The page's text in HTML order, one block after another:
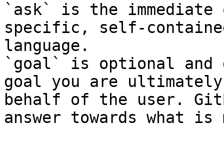
`ask` is the
specific, self-
language.
`goal` is optional and
goal you are
behalf of the user.
answer towards what